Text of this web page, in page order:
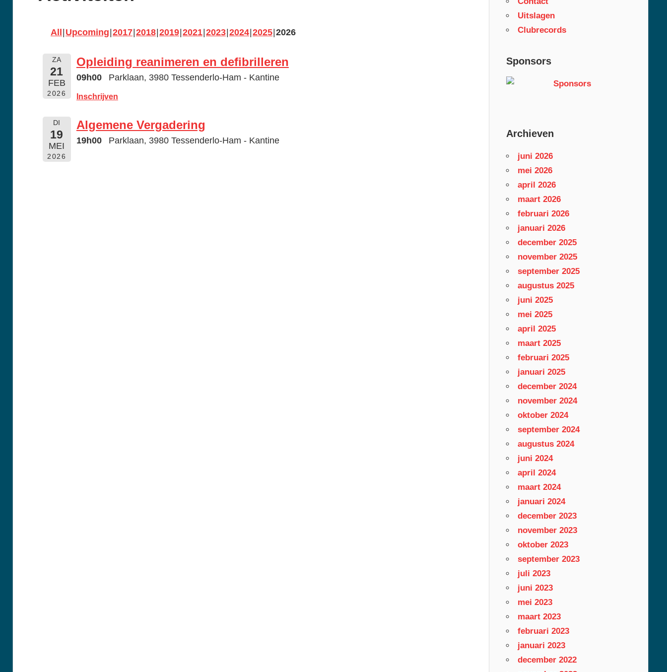
All Upcoming 2017 2018 2019 2021 2023 2024 2025 2026
ZA
21
FEB
2026
Opleiding reanimeren en defibrilleren
09h00 Parklaan, 3980 Tessenderlo-Ham - Kantine
Inschrijven
DI
19
MEI
2026
Algemene Vergadering
19h00 Parklaan, 3980 Tessenderlo-Ham - Kantine
Uitslagen
Clubrecords
Sponsors
Archieven
juni 2026
mei 2026
april 2026
maart 2026
februari 2026
januari 2026
december 2025
november 2025
september 2025
augustus 2025
juni 2025
mei 2025
april 2025
maart 2025
februari 2025
januari 2025
december 2024
november 2024
oktober 2024
september 2024
augustus 2024
juni 2024
april 2024
maart 2024
januari 2024
december 2023
november 2023
oktober 2023
september 2023
juli 2023
juni 2023
mei 2023
maart 2023
februari 2023
januari 2023
december 2022